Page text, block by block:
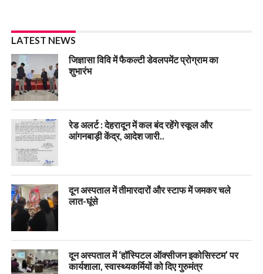
LATEST NEWS
जिज्ञासा विवि में फैकल्टी डेवलपमेंट प्रोग्राम का
शुभारंभ
रेड अलर्ट : देहरादून में कल बंद रहेंगे स्कूल और
आंगनबाड़ी केंद्र, आदेश जारी..
दून अस्पताल में तीमारदारों और स्टाफ में जमकर चले
लात-घूंसे
दून अस्पताल में ‘हॉस्पिटल ऑक्सीजन इकोसिस्टम’ पर
कार्यशाला, स्वास्थ्यकर्मियों को दिए गुरुमंत्र